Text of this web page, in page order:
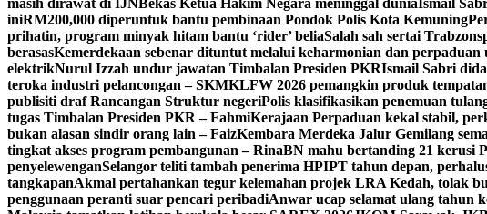
masih dirawat di IJNBekas Ketua Hakim Negara meninggal duniaIsmail
iniRM200,000 diperuntuk bantu pembinaan Pondok Polis Kota Kemuning
prihatin, program minyak hitam bantu ‘rider’ beliaSalah sah sertai
berasasKemerdekaan sebenar dituntut melalui keharmonian dan perpaduan
elektrikNurul Izzah undur jawatan Timbalan Presiden PKRIsmail Sabri
teroka industri pelancongan – SKMKLFW 2026 pemangkin produk
publisiti draf Rancangan Struktur negeriPolis klasifikasikan penemuan
tugas Timbalan Presiden PKR – FahmiKerajaan Perpaduan kekal stabil,
bukan alasan sindir orang lain – FaizKembara Merdeka Jalur Gemilang
tingkat akses program pembangunan – RinaBN mahu bertanding 21 kerusi
penyelewenganSelangor teliti tambah penerima HPIPT tahun depan,
tangkapanAkmal pertahankan tegur kelemahan projek LRA Kedah, tolak
penggunaan peranti suar pencari peribadiAnwar ucap selamat ulang tahun